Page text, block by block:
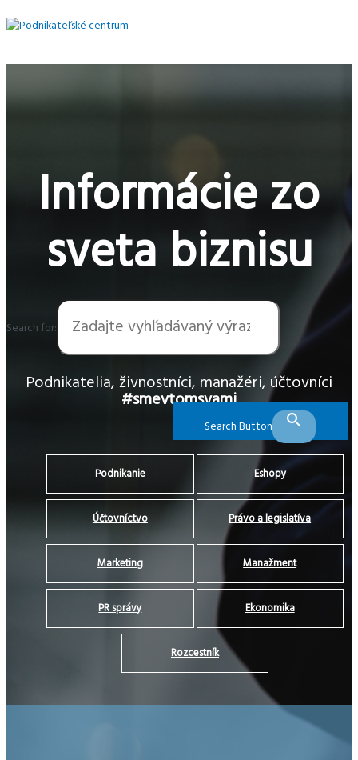
Preskočiť
na
Menu
Informácie zo
sveta biznisu
Search for:
Search Button
Podnikatelia, živnostníci, manažéri, účtovníci
#smevtomsvami
Podnikanie Eshopy
Účtovníctvo Právo a legislatíva
Marketing Manažment
PR správy Ekonomika
Rozcestník